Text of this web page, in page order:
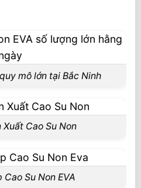
mô lớn tại Bắc Ninh
Xuất Cao Su Non
Cao Su Non EVA